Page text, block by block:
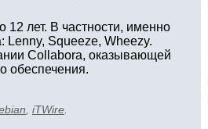
12 лет. В частности, именно
Lenny, Squeeze, Wheezy.
Collabora, оказывающей
обеспечения.
iTWire